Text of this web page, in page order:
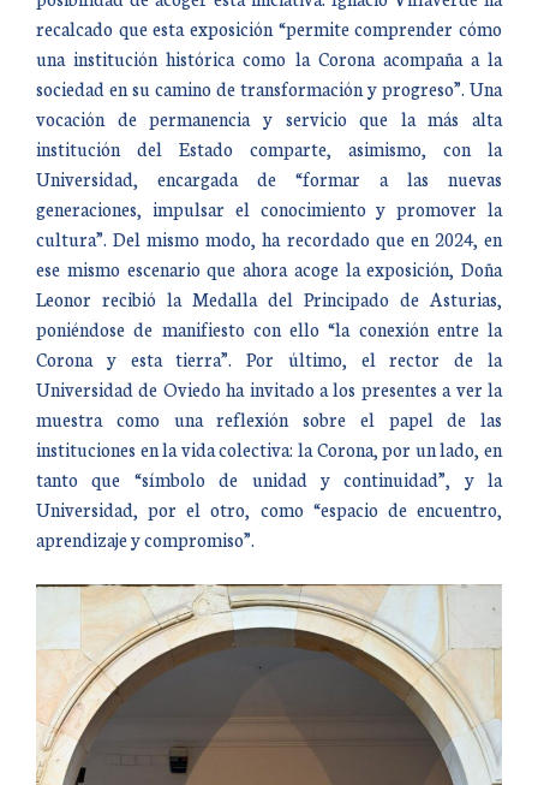
recalcado que esta exposición “permite comprender cómo
una institución histórica como la Corona acompaña a la
sociedad en su camino de transformación y progreso”. Una
vocación de permanencia y servicio que la más alta
institución del Estado comparte, asimismo, con la
Universidad, encargada de “formar a las nuevas
generaciones, impulsar el conocimiento y promover la
cultura”. Del mismo modo, ha recordado que en 2024, en
ese mismo escenario que ahora acoge la exposición, Doña
Leonor recibió la Medalla del Principado de Asturias,
poniéndose de manifiesto con ello “la conexión entre la
Corona y esta tierra”. Por último, el rector de la
Universidad de Oviedo ha invitado a los presentes a ver la
muestra como una reflexión sobre el papel de las
instituciones en la vida colectiva: la Corona, por un lado, en
tanto que “símbolo de unidad y continuidad”, y la
Universidad, por el otro, como “espacio de encuentro,
aprendizaje y compromiso”.